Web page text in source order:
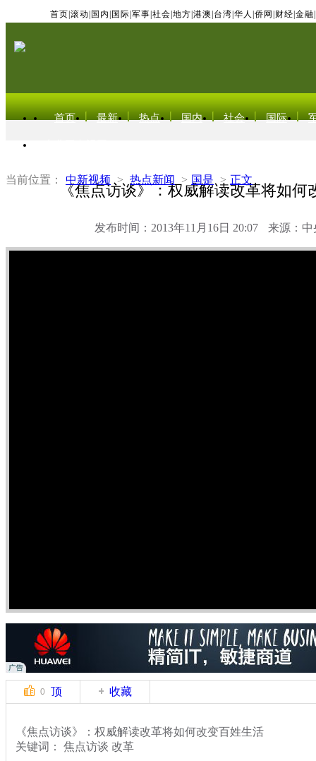
首页 滚动 国内 国际 军事 社会 地方 港澳 台湾 华人 侨网 财经 金融
首页 最新 热点 国内 社会 国际
当前位置： 中新视频 > 热点新闻 > 国是 > 正文
《焦点访谈》：权威解读改革将如何
发布时间：2013年11月16日 20:07 来源：中
0 顶 收藏
《焦点访谈》：权威解读改革将如何改变百姓生活
关键词： 焦点访谈 改革